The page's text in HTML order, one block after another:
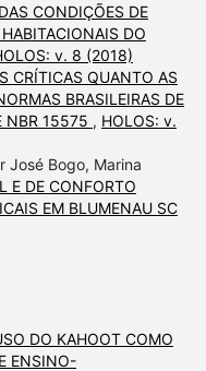
CONDIÇÕES DE
DO
v. 8 (2018)
CRÍTICAS QUANTO AS
BRASILEIRAS DE
NBR 15575 , HOLOS: v.
José Bogo, Marina
E DE CONFORTO
EM BLUMENAU SC
DO KAHOOT COMO
ENSINO-